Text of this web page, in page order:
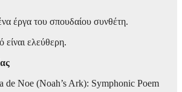
έργα του σπουδαίου συνθέτη.
είναι ελεύθερη.
de Noe (Noah’s Ark): Symphonic Poem